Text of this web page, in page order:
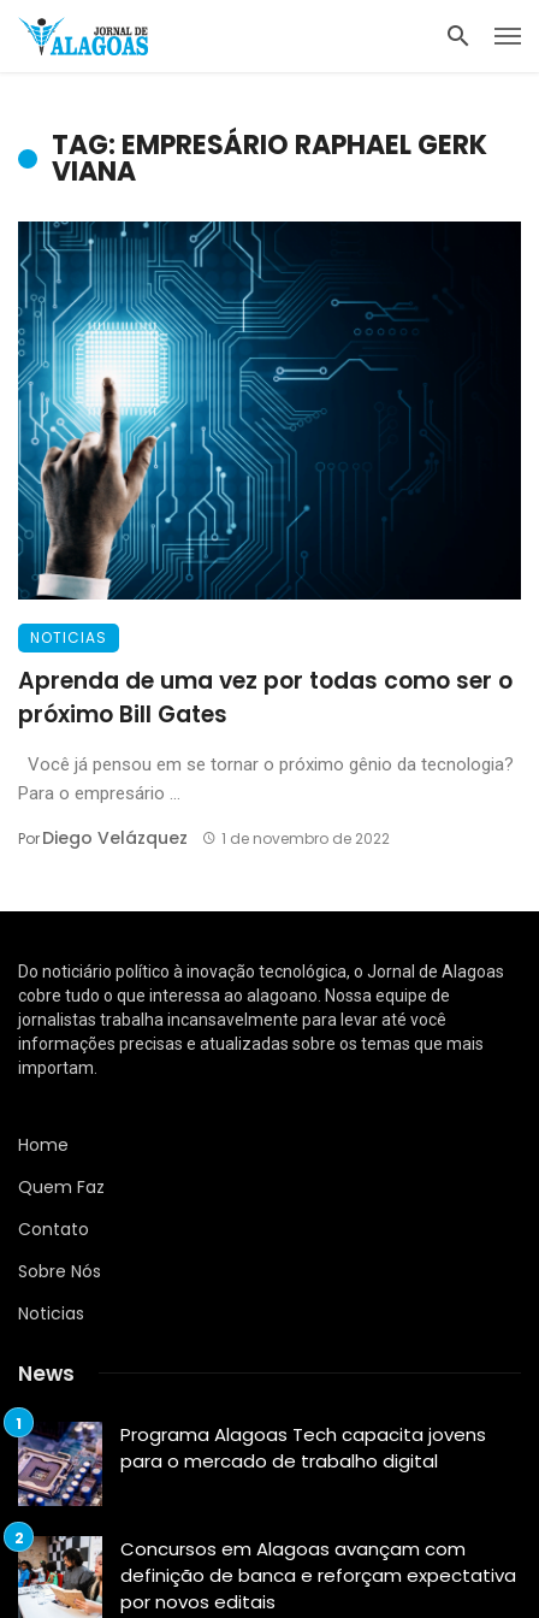
TAG: EMPRESÁRIO RAPHAEL GERK
VIANA
NOTICIAS
Aprenda de uma vez por todas como ser o
próximo Bill Gates
Você já pensou em se tornar o próximo gênio da tecnologia?
Para o empresário ...
PorDiego Velázquez 1 de novembro de 2022
Do noticiário político à inovação tecnológica, o Jornal de Alagoas
cobre tudo o que interessa ao alagoano. Nossa equipe de
jornalistas trabalha incansavelmente para levar até você
informações precisas e atualizadas sobre os temas que mais
importam.
Home
Quem Faz
Contato
Sobre Nós
Noticias
News
Programa Alagoas Tech capacita jovens
para o mercado de trabalho digital
Concursos em Alagoas avançam com
definição de banca e reforçam expectativa
por novos editais